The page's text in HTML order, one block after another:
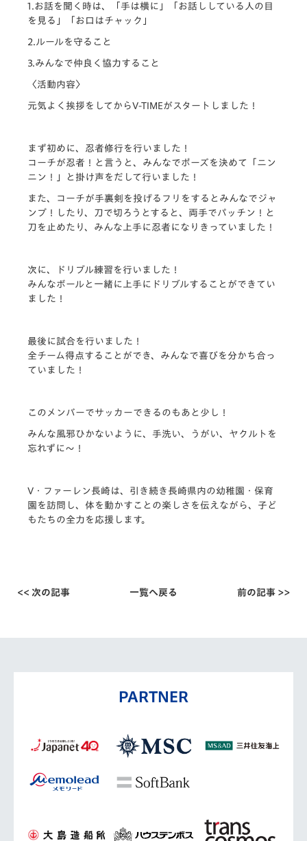
1.お話を聞く時は、「手は横に」「 お話ししている人の目
を見る」「お口はチャック」
2.ルールを守ること
3.みんなで仲良く協力すること
〈活動内容〉
元気よく挨拶をしてからV-TIMEがスタートしました！
まず初めに、忍者修行を行いました！
コーチが忍者！と言うと、みんなでポーズを決めて「ニン
ニン！」と掛け声をだして行いました！
また、コーチが手裏剣を投げるフリをするとみんなでジャ
ンプ！したり、刀で切ろうとすると、両手でパッチン！と
刀を止めたり、みんな上手に忍者になりきっていました！
次に、ドリブル練習を行いました！
みんなボールと一緒に上手にドリブルすることができてい
ました！
最後に試合を行いました！
全チーム得点することができ、みんなで喜びを分かち合っ
ていました！
このメンバーでサッカーできるのもあと少し！
みんな風邪ひかないように、手洗い、うがい、ヤクルトを
忘れずに～！
V・ファーレン長崎は、引き続き長崎県内の幼稚園・ 保育
園を訪問し、体を動かすことの楽しさを伝えながら、 子ど
もたちの全力を応援します。
<< 次の記事 一覧へ戻る 前の記事 >>
PARTNER